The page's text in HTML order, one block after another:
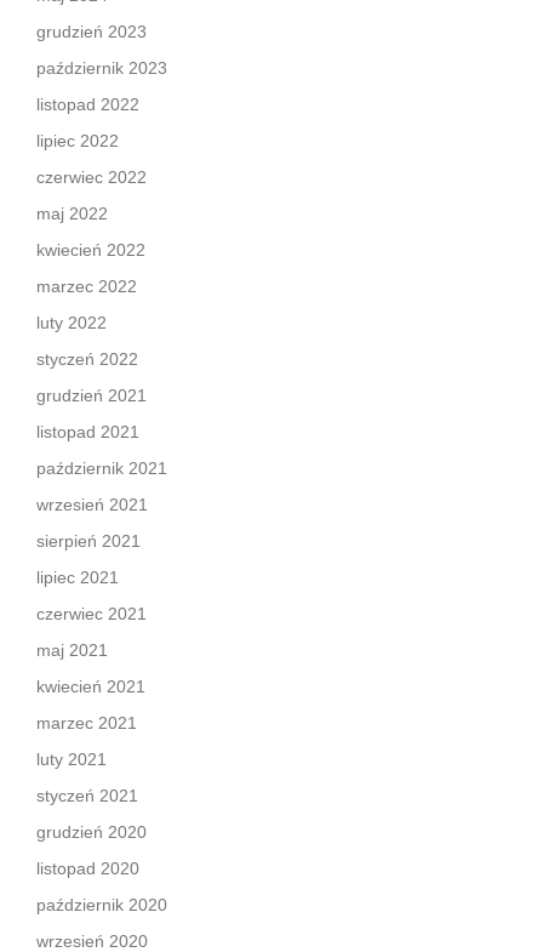
grudzień 2023
październik 2023
listopad 2022
lipiec 2022
czerwiec 2022
maj 2022
kwiecień 2022
marzec 2022
luty 2022
styczeń 2022
grudzień 2021
listopad 2021
październik 2021
wrzesień 2021
sierpień 2021
lipiec 2021
czerwiec 2021
maj 2021
kwiecień 2021
marzec 2021
luty 2021
styczeń 2021
grudzień 2020
listopad 2020
październik 2020
wrzesień 2020